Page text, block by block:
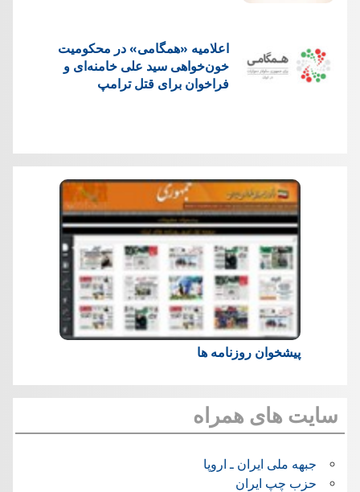
اعلامیه «همگامی» در محکومیت
خون‌خواهی سید علی خامنه‌ای و
فراخوان برای قتل ترامپ
پیشخوان روزنامه ها
سایت های همراه
جبهه ملی ایران ـ اروپا
حزب چپ ایران